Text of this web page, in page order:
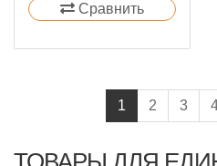
Сравнить
1 2 3